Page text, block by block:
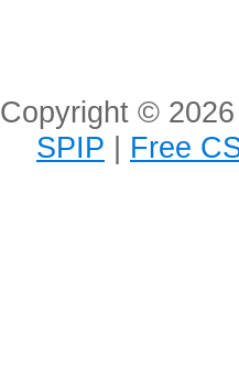
Copyright ©
SPIP | Free